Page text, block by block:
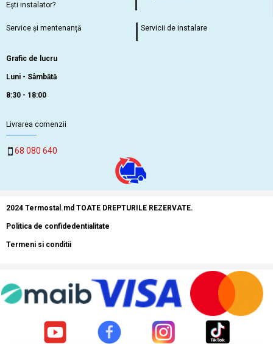
Ești instalator?
Service și mentenanță Servicii de instalare
Grafic de lucru
Luni - Sâmbătă
8:30 - 18:00
Livrarea comenzii
68 080 640
2024 Termostal.md TOATE DREPTURILE REZERVATE.
Politica de confidedentialitate
Termeni si conditii